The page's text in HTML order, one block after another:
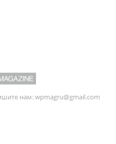
нам:wpmagru@gmail.com